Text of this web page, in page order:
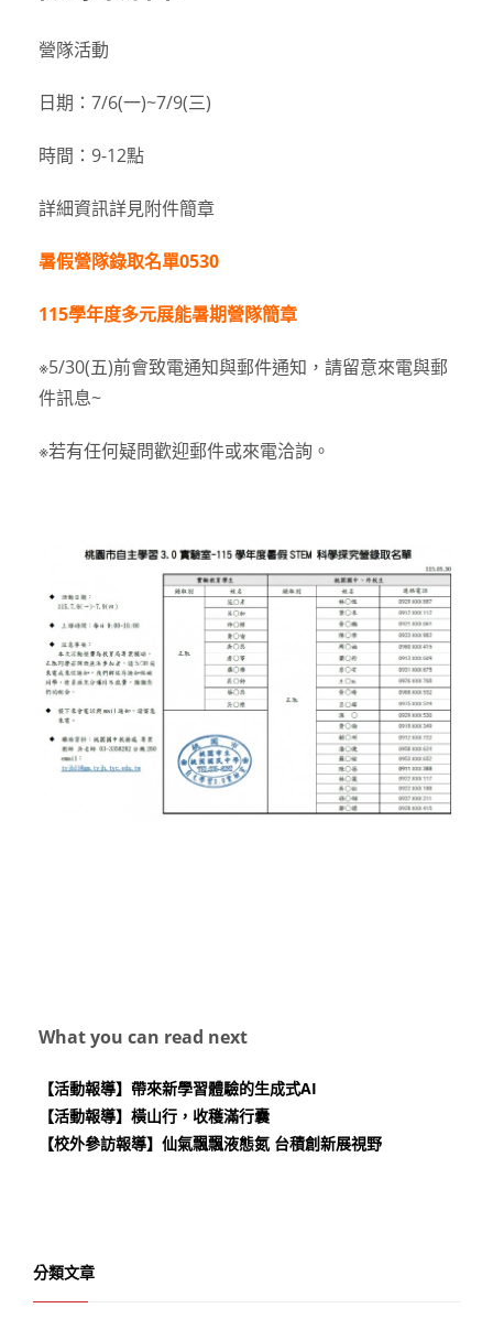
營隊活動
日期：7/6(一)~7/9(三)
時間：9-12點
詳細資訊詳見附件簡章
暑假營隊錄取名單0530
115學年度多元展能暑期營隊簡章
※5/30(五)前會致電通知與郵件通知，請留意來電與郵
件訊息~
※若有任何疑問歡迎郵件或來電洽詢。
What you can read next
【活動報導】帶來新學習體驗的生成式AI
【活動報導】橫山行，收穫滿行囊
【校外參訪報導】仙氣飄飄液態氮 台積創新展視野
分類文章